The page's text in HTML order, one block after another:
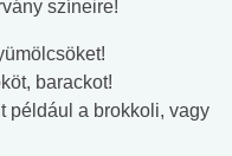
színeire!
barackot!
például a brokkoli, vagy